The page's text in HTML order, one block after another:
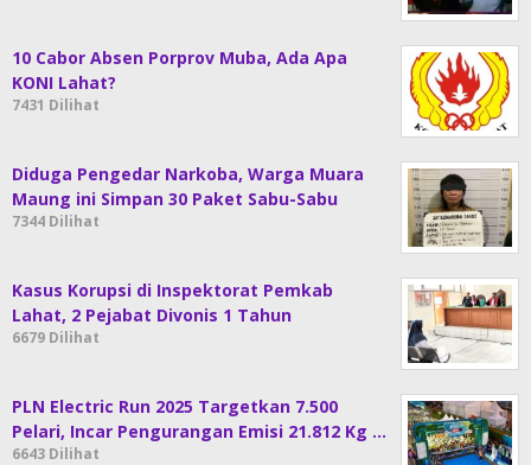
10 Cabor Absen Porprov Muba, Ada Apa
KONI Lahat?
7431 Dilihat
Diduga Pengedar Narkoba, Warga Muara
Maung ini Simpan 30 Paket Sabu-Sabu
7344 Dilihat
Kasus Korupsi di Inspektorat Pemkab
Lahat, 2 Pejabat Divonis 1 Tahun
6679 Dilihat
PLN Electric Run 2025 Targetkan 7.500
Pelari, Incar Pengurangan Emisi 21.812 Kg …
6643 Dilihat